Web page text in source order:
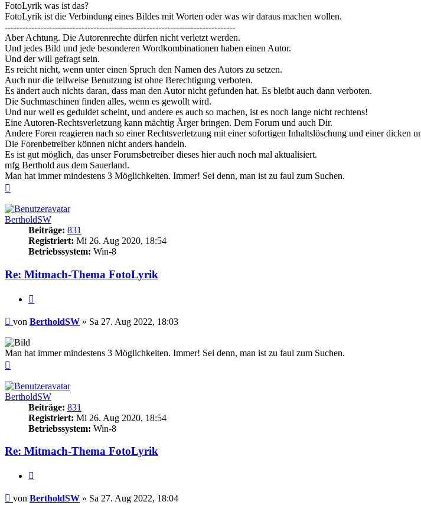
FotoLyrik was ist das?
FotoLyrik ist die Verbindung eines Bildes mit Worten oder was wir daraus machen wollen.
------------------------------------------------------------------------------
Aber Achtung. Die Autorenrechte dürfen nicht verletzt werden.
Und jedes Bild und jede besonderen Wordkombinationen haben einen Autor.
Und der will gefragt sein.
Es reicht nicht, wenn unter einen Spruch den Namen des Autors zu setzen.
Auch nur die teilweise Benutzung ist ohne Berechtigung verboten.
Es ändert auch nichts daran, dass man den Autor nicht gefunden hat. Es bleibt auch dann verboten.
Die Suchmaschinen finden alles, wenn es gewollt wird.
Und nur weil es geduldet scheint, und andere es auch so machen, ist es noch lange nicht rechtens!
Eine Autoren-Rechtsverletzung kann mächtig Ärger bringen. Dem Forum und auch Dir.
Andere Foren reagieren nach so einer Rechtsverletzung mit einer sofortigen Inhaltslöschung und einer dicken
Die Forenbetreiber können nicht anders handeln.
Es ist gut möglich, das unser Forumsbetreiber dieses hier auch noch mal aktualisiert.
mfg Berthold aus dem Sauerland.
Man hat immer mindestens 3 Möglichkeiten. Immer! Sei denn, man ist zu faul zum Suchen.
BertholdSW
Beiträge: 831
Registriert: Mi 26. Aug 2020, 18:54
Betriebssystem: Win-8
Re: Mitmach-Thema FotoLyrik
Beitrag
von BertholdSW » Sa 27. Aug 2022, 18:03
Man hat immer mindestens 3 Möglichkeiten. Immer! Sei denn, man ist zu faul zum Suchen.
BertholdSW
Beiträge: 831
Registriert: Mi 26. Aug 2020, 18:54
Betriebssystem: Win-8
Re: Mitmach-Thema FotoLyrik
Beitrag
von BertholdSW » Sa 27. Aug 2022, 18:04